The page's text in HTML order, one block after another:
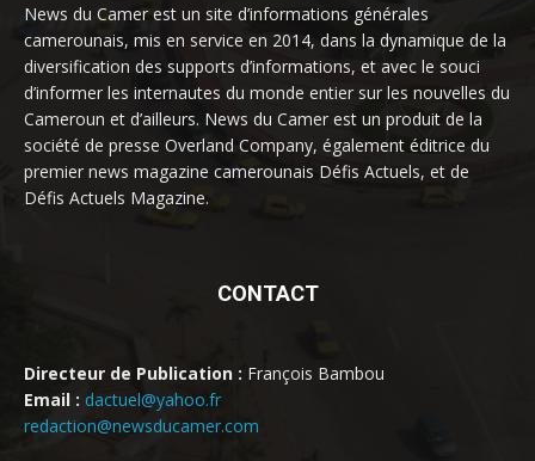
News du Camer est un site d’informations générales
camerounais, mis en service en 2014, dans la dynamique de la
diversification des supports d’informations, et avec le souci
d’informer les internautes du monde entier sur les nouvelles du
Cameroun et d’ailleurs. News du Camer est un produit de la
société de presse Overland Company, également éditrice du
premier news magazine camerounais Défis Actuels, et de
Défis Actuels Magazine.
CONTACT
Directeur de Publication : François Bambou
Email : dactuel@yahoo.fr
redaction@newsducamer.com